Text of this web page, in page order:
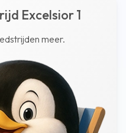
Excelsior 1
meer.